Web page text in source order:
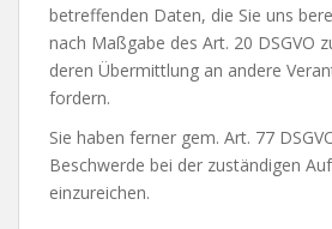
betreffenden Daten, die Sie uns
nach Maßgabe des Art. 20 DSGVO
deren Übermittlung an andere
fordern.
Sie haben ferner gem. Art. 77
Beschwerde bei der zuständigen
einzureichen.